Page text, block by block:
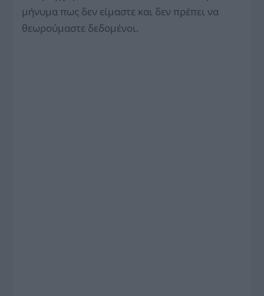
μήνυμα πως δεν είμαστε και δεν πρέπει να
θεωρούμαστε δεδομένοι.